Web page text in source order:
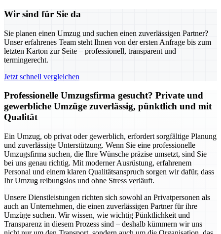
Wir sind für Sie da
Sie planen einen Umzug und suchen einen zuverlässigen Partner?
Unser erfahrenes Team steht Ihnen von der ersten Anfrage bis zum
letzten Karton zur Seite – professionell, transparent und
termingerecht.
Jetzt schnell vergleichen
Professionelle Umzugsfirma gesucht? Private und
gewerbliche Umzüge zuverlässig, pünktlich und mit
Qualität
Ein Umzug, ob privat oder gewerblich, erfordert sorgfältige Planung
und zuverlässige Unterstützung. Wenn Sie eine professionelle
Umzugsfirma suchen, die Ihre Wünsche präzise umsetzt, sind Sie
bei uns genau richtig. Mit moderner Ausrüstung, erfahrenem
Personal und einem klaren Qualitätsanspruch sorgen wir dafür, dass
Ihr Umzug reibungslos und ohne Stress verläuft.
Unsere Dienstleistungen richten sich sowohl an Privatpersonen als
auch an Unternehmen, die einen zuverlässigen Partner für ihre
Umzüge suchen. Wir wissen, wie wichtig Pünktlichkeit und
Transparenz in diesem Prozess sind – deshalb kümmern wir uns